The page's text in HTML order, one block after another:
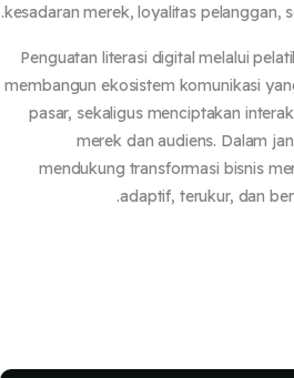
kesadaran merek, loyalitas
Penguatan literasi digital melalui
membangun ekosistem komunikasi
pasar, sekaligus menciptakan
merek dan audiens.
mendukung transformasi bisnis
adaptif, terukur, dan